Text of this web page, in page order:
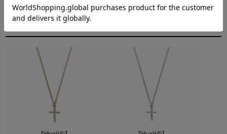
Recommended Items